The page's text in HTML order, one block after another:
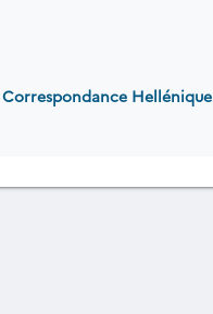
Hellénique